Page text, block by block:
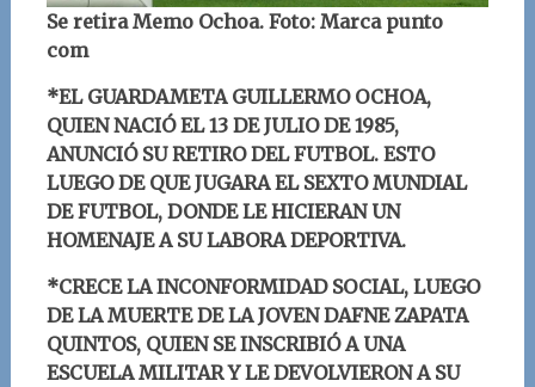
Se retira Memo Ochoa. Foto: Marca punto
com
*EL GUARDAMETA GUILLERMO OCHOA,
QUIEN NACIÓ EL 13 DE JULIO DE 1985,
ANUNCIÓ SU RETIRO DEL FUTBOL. ESTO
LUEGO DE QUE JUGARA EL SEXTO MUNDIAL
DE FUTBOL, DONDE LE HICIERAN UN
HOMENAJE A SU LABORA DEPORTIVA.
*CRECE LA INCONFORMIDAD SOCIAL, LUEGO
DE LA MUERTE DE LA JOVEN DAFNE ZAPATA
QUINTOS, QUIEN SE INSCRIBIÓ A UNA
ESCUELA MILITAR Y LE DEVOLVIERON A SU